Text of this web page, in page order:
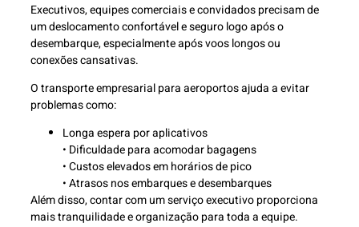
Executivos, equipes comerciais e convidados precisam de
um deslocamento confortável e seguro logo após o
desembarque, especialmente após voos longos ou
conexões cansativas.
O transporte empresarial para aeroportos ajuda a evitar
problemas como:
Longa espera por aplicativos
• Dificuldade para acomodar bagagens
• Custos elevados em horários de pico
• Atrasos nos embarques e desembarques
Além disso, contar com um serviço executivo proporciona
mais tranquilidade e organização para toda a equipe.